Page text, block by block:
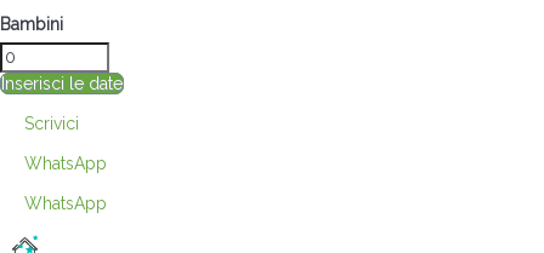
Bambini
Inserisci le date
Scrivici
WhatsApp
WhatsApp